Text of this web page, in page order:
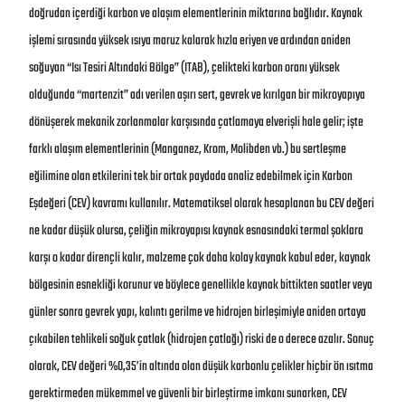
doğrudan içerdiği karbon ve alaşım elementlerinin miktarına bağlıdır. Kaynak
işlemi sırasında yüksek ısıya maruz kalarak hızla eriyen ve ardından aniden
soğuyan “Isı Tesiri Altındaki Bölge” (ITAB), çelikteki karbon oranı yüksek
olduğunda “martenzit” adı verilen aşırı sert, gevrek ve kırılgan bir mikroyapıya
dönüşerek mekanik zorlanmalar karşısında çatlamaya elverişli hale gelir; işte
farklı alaşım elementlerinin (Manganez, Krom, Molibden vb.) bu sertleşme
eğilimine olan etkilerini tek bir ortak paydada analiz edebilmek için Karbon
Eşdeğeri (CEV) kavramı kullanılır. Matematiksel olarak hesaplanan bu CEV değeri
ne kadar düşük olursa, çeliğin mikroyapısı kaynak esnasındaki termal şoklara
karşı o kadar dirençli kalır, malzeme çok daha kolay kaynak kabul eder, kaynak
bölgesinin esnekliği korunur ve böylece genellikle kaynak bittikten saatler veya
günler sonra gevrek yapı, kalıntı gerilme ve hidrojen birleşimiyle aniden ortaya
çıkabilen tehlikeli soğuk çatlak (hidrojen çatlağı) riski de o derece azalır. Sonuç
olarak, CEV değeri %0,35’in altında olan düşük karbonlu çelikler hiçbir ön ısıtma
gerektirmeden mükemmel ve güvenli bir birleştirme imkanı sunarken, CEV